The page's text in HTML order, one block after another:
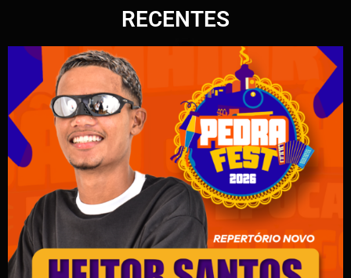
RECENTES